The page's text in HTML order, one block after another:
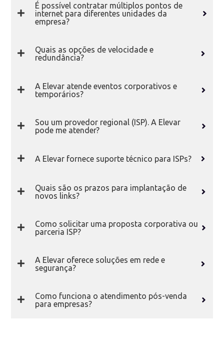
É possível contratar múltiplos pontos de
internet para diferentes unidades da
empresa?
Quais as opções de velocidade e
redundância?
A Elevar atende eventos corporativos e
temporários?
Sou um provedor regional (ISP). A Elevar
pode me atender?
A Elevar fornece suporte técnico para ISPs?
Quais são os prazos para implantação de
novos links?
Como solicitar uma proposta corporativa ou
parceria ISP?
A Elevar oferece soluções em rede e
segurança?
Como funciona o atendimento pós-venda
para empresas?